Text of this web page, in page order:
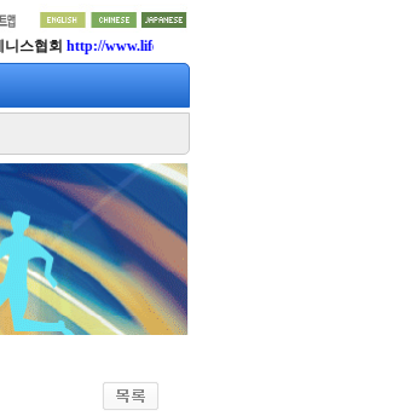
http://www.lifetennis.org